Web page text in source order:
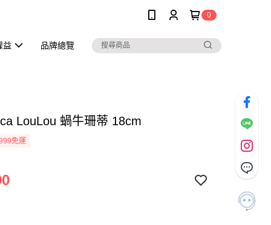
0
益 品牌總覽
LouLou 蝸牛珊蒂 18cm
免運